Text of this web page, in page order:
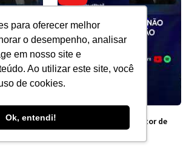
para oferecer melhor
o desempenho, analisar
em nosso site e
Ao utilizar este site, você
de cookies.
Ok, entendi!
é
Os obstáculos do Setor de
Seguros no Brasil